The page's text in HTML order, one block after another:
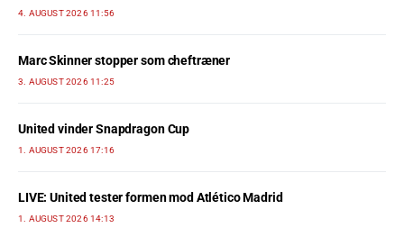
4. AUGUST 2026 11:56
Marc Skinner stopper som cheftræner
3. AUGUST 2026 11:25
United vinder Snapdragon Cup
1. AUGUST 2026 17:16
LIVE: United tester formen mod Atlético Madrid
1. AUGUST 2026 14:13